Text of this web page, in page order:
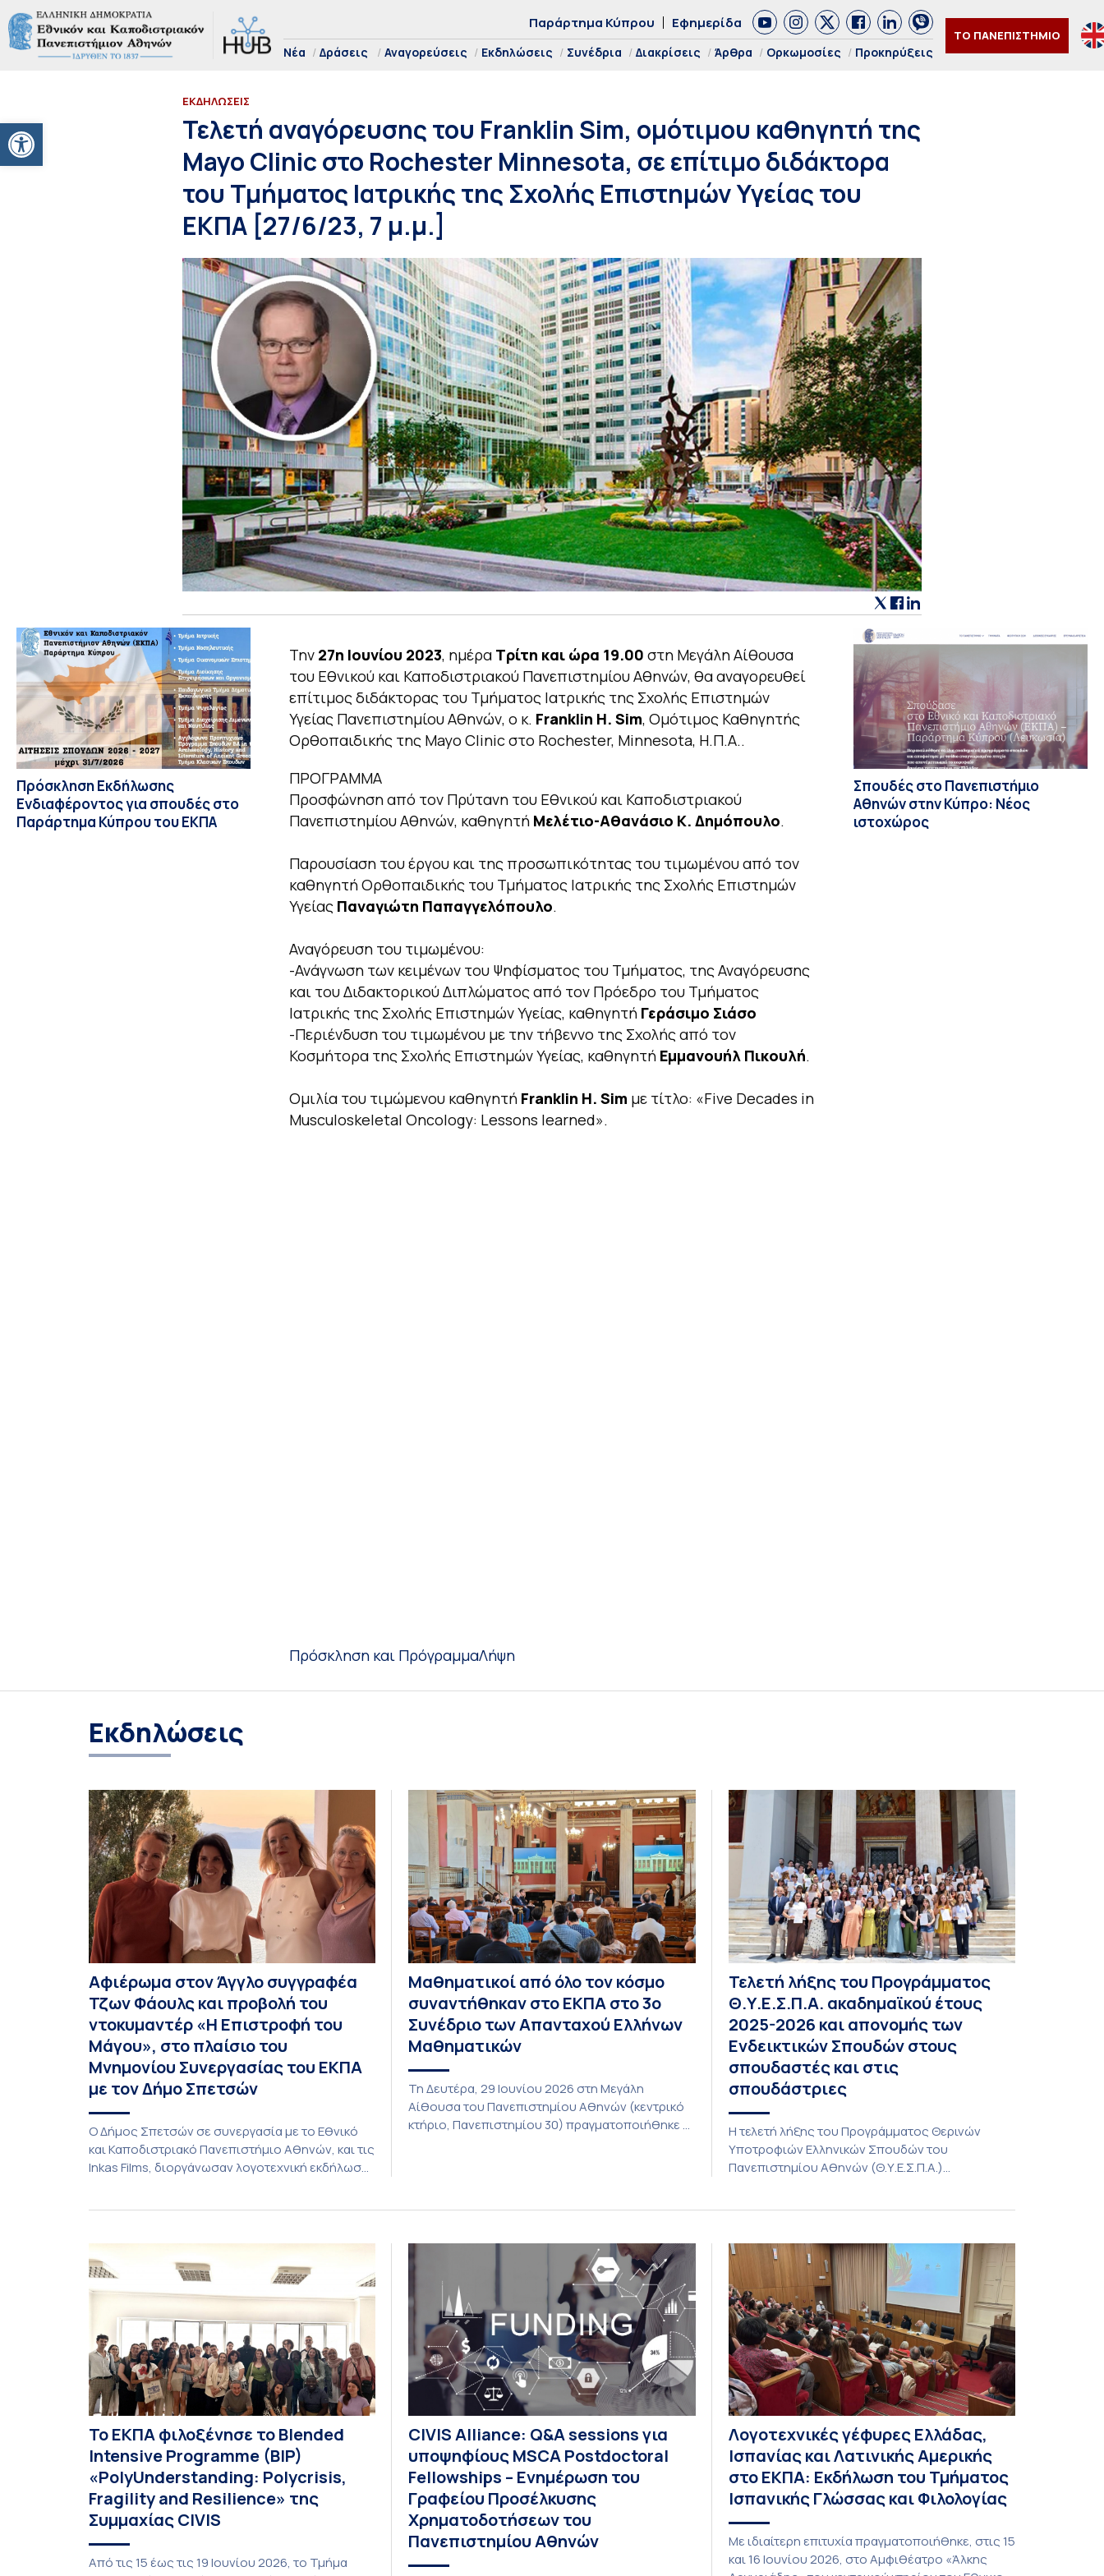
Ανοίξτε τη γραμμή εργαλείων
Παράρτημα Κύπρου Εφημερίδα
Νέα Δράσεις Αναγορεύσεις Εκδηλώσεις Συνέδρια Διακρίσεις Άρθρα Ορκωμοσίες Προκηρύξεις
ΤΟ ΠΑΝΕΠΙΣΤΗΜΙΟ
ΕΚΔΗΛΩΣΕΙΣ
Τελετή αναγόρευσης του Franklin Sim, ομότιμου καθηγητή της
Mayo Clinic στο Rochester Minnesota, σε επίτιμο διδάκτορα
του Τμήματος Ιατρικής της Σχολής Επιστημών Υγείας του
ΕΚΠΑ [27/6/23, 7 μ.μ.]
Πρόσκληση Εκδήλωσης
Ενδιαφέροντος για σπουδές στο
Παράρτημα Κύπρου του ΕΚΠΑ
Την 27η Ιουνίου 2023, ημέρα Τρίτη και ώρα 19.00 στη Μεγάλη Αίθουσα
του Εθνικού και Καποδιστριακού Πανεπιστημίου Αθηνών, θα αναγορευθεί
επίτιμος διδάκτορας του Τμήματος Ιατρικής της Σχολής Επιστημών
Υγείας Πανεπιστημίου Αθηνών, o κ. Franklin H. Sim, Ομότιμος Καθηγητής
Ορθοπαιδικής της Mayo Clinic στο Rochester, Minnesota, Η.Π.Α..
ΠΡΟΓΡΑΜΜΑ
Προσφώνηση από τον Πρύτανη του Εθνικού και Καποδιστριακού
Πανεπιστημίου Αθηνών, καθηγητή Μελέτιο-Αθανάσιο Κ. Δημόπουλο.
Παρουσίαση του έργου και της προσωπικότητας του τιμωμένου από τον
καθηγητή Ορθοπαιδικής του Τμήματος Ιατρικής της Σχολής Επιστημών
Υγείας Παναγιώτη Παπαγγελόπουλο.
Αναγόρευση του τιμωμένου:
-Ανάγνωση των κειμένων του Ψηφίσματος του Τμήματος, της Αναγόρευσης
και του Διδακτορικού Διπλώματος από τον Πρόεδρο του Τμήματος
Ιατρικής της Σχολής Επιστημών Υγείας, καθηγητή Γεράσιμο Σιάσο
-Περιένδυση του τιμωμένου με την τήβεννο της Σχολής από τον
Κοσμήτορα της Σχολής Επιστημών Υγείας, καθηγητή Εμμανουήλ Πικουλή.
Ομιλία του τιμώμενου καθηγητή Franklin H. Sim με τίτλο: «Five Decades in
Musculoskeletal Oncology: Lessons learned».
Πρόσκληση και ΠρόγραμμαΛήψη
Σπουδές στο Πανεπιστήμιο
Αθηνών στην Κύπρο: Νέος
ιστοχώρος
Εκδηλώσεις
Αφιέρωμα στον Άγγλο συγγραφέα
Τζων Φάουλς και προβολή του
ντοκυμαντέρ «Η Επιστροφή του
Μάγου», στο πλαίσιο του
Μνημονίου Συνεργασίας του ΕΚΠΑ
με τον Δήμο Σπετσών
Ο Δήμος Σπετσών σε συνεργασία με το Εθνικό
και Καποδιστριακό Πανεπιστήμιο Αθηνών, και τις
Inkas Films, διοργάνωσαν λογοτεχνική εκδήλωση
επιστροφή του Μάγου». Η εκδήλωση
διοργανώθηκε στο πλαίσιο της συνεργασίας του
Δήμου Σπετσών και του Εθνικού και
Καποδιστριακού […]
Μαθηματικοί από όλο τον κόσμο
συναντήθηκαν στο ΕΚΠΑ στο 3ο
Συνέδριο των Απανταχού Ελλήνων
Μαθηματικών
Τη Δευτέρα, 29 Ιουνίου 2026 στη Μεγάλη
Αίθουσα του Πανεπιστημίου Αθηνών (κεντρικό
κτήριο, Πανεπιστημίου 30) πραγματοποιήθηκε η
Στατιστικής όλων των Πανεπιστημίων της
πραγματοποιήθηκε υπό την αιγίδα […]
Τελετή λήξης του Προγράμματος
Θ.Υ.Ε.Σ.Π.Α. ακαδημαϊκού έτους
2025-2026 και απονομής των
Ενδεικτικών Σπουδών στους
σπουδαστές και στις
σπουδάστριες
Η τελετή λήξης του Προγράμματος Θερινών
Υποτροφιών Ελληνικών Σπουδών του
Πανεπιστημίου Αθηνών (Θ.Υ.Ε.Σ.Π.Α.)
Πέμπτη 9 Ιουλίου 2026 στη Μεγάλη Αίθουσα του
Πανεπιστημίου Αθηνών. Την προσφώνηση
πραγματοποίησε η Αντιπρύτανις Ακαδημαϊκών,
Διεθνών Σχέσεων και Εξωστρέφειας, καθηγήτρια
Σοφία Παπαϊωάννου. Χαιρετισμούς απήθυναν
οι: − Αναπληρωτής […]
Το ΕΚΠΑ φιλοξένησε το Blended
Intensive Programme (BIP)
«PolyUnderstanding: Polycrisis,
Fragility and Resilience» της
Συμμαχίας CIVIS
Από τις 15 έως τις 19 Ιουνίου 2026, το Τμήμα
CIVIS Alliance: Q&A sessions για
υποψηφίους MSCA Postdoctoral
Fellowships – Ενημέρωση του
Γραφείου Προσέλκυσης
Χρηματοδοτήσεων του
Πανεπιστημίου Αθηνών
Λογοτεχνικές γέφυρες Ελλάδας,
Ισπανίας και Λατινικής Αμερικής
στο ΕΚΠΑ: Εκδήλωση του Τμήματος
Ισπανικής Γλώσσας και Φιλολογίας
Με ιδιαίτερη επιτυχία πραγματοποιήθηκε, στις 15
και 16 Ιουνίου 2026, στο Αμφιθέατρο «Άλκης